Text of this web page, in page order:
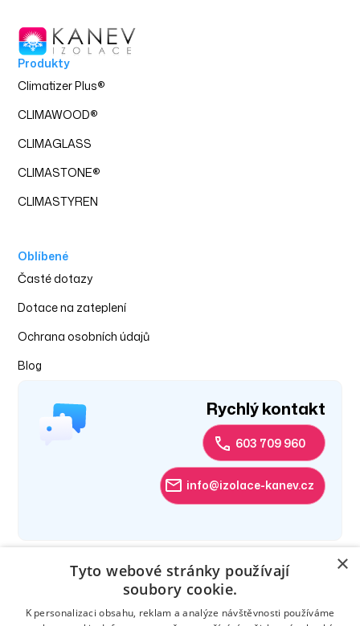
Produkty
Climatizer Plus®
CLIMAWOOD®
CLIMAGLASS
CLIMASTONE®
CLIMASTYREN
Oblíbené
‍Časté dotazy
Dotace na zateplení
Ochrana osobních údajů
Blog
Rychlý kontakt
603 709 960
info@izolace-kanev.cz
×
Tyto webové stránky používají
soubory cookie.
K personalizaci obsahu, reklam a analýze návštěvnosti používáme